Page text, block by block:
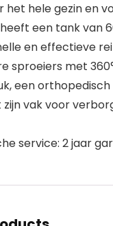
het hele gezin en
heeft een tank
en effectieve
sproeiers met
een
vak voor
service: 2 jaar